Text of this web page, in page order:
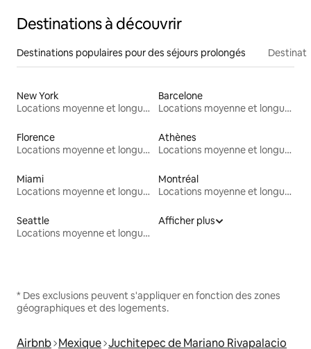
Destinations à découvrir
Destinations populaires pour des séjours prolongés
New York
Locations moyenne et longue durée
Barcelone
Locations moyenne et longue durée
Florence
Locations moyenne et longue durée
Athènes
Locations moyenne et longue durée
Miami
Locations moyenne et longue durée
Montréal
Locations moyenne et longue durée
Seattle
Locations moyenne et longue durée
Afficher plus
* Des exclusions peuvent s'appliquer en fonction des zones
géographiques et des logements.
Airbnb Mexique Juchitepec de Mariano Rivapalacio